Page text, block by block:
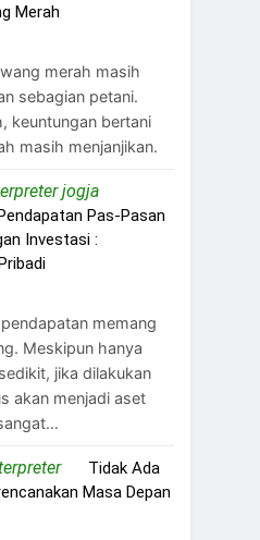
Merah
merah masih
sebagian petani.
keuntungan bertani
masih menjanjikan.
jogjaon
Pas-Pasan
Investasi :
memang
Meskipun hanya
jika dilakukan
akan menjadi aset
on Tidak Ada
Masa Depan